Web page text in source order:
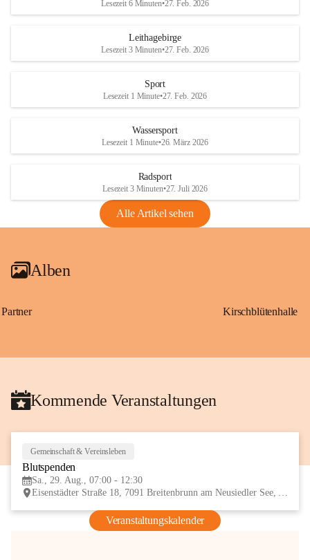
S
Maßnahmen zur Bekämpfung
Rebe und der Amerikanischen
Anhang VBl. EU Nr. 18
1 Seite•1,4 MB
VBl. EU Nr. 18_2026
r
S
Lesezeit 6 Minuten•27. Feb. 2026
Leithagebirge
Lesezeit 3 Minuten•27. Feb. 2026
Sport
Lesezeit 1 Minute•27. Feb. 2026
Wassersport
Lesezeit 1 Minute•26. März 2026
Radsport
Lesezeit 3 Minuten•27. Juli 2026
Alle Artikel sehen
Alben
Partner Kirschblütenhalle
Kommende Veranstaltungen
Gemeinschaft & Vereinsleben
Blutspenden
Sa., 29. Aug., 07:00 - 12:30
Eisenstädter Straße 18, 7091 Breitenbrunn am Neusiedler See, AUT
Veranstaltungskalender